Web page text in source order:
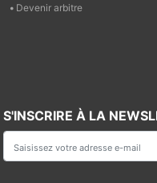
Devenir arbitre
S'INSCRIRE À LA